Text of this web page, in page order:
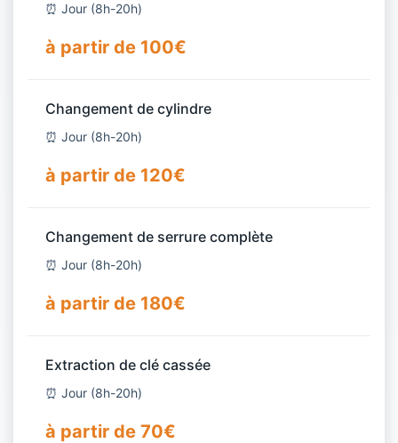
⏰ Jour (8h-20h)
à partir de 100€
Changement de cylindre
⏰ Jour (8h-20h)
à partir de 120€
Changement de serrure complète
⏰ Jour (8h-20h)
à partir de 180€
Extraction de clé cassée
⏰ Jour (8h-20h)
à partir de 70€